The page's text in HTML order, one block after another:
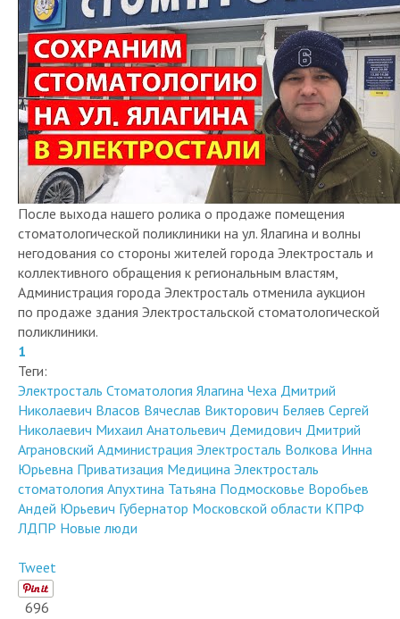
После выхода нашего ролика о продаже помещения
стоматологической поликлиники на ул. Ялагина и волны
негодования со стороны жителей города Электросталь и
коллективного обращения к региональным властям,
Администрация города Электросталь отменила аукцион
по продаже здания Электростальской стоматологической
поликлиники.
1
Теги:
Электросталь
Николаевич Власов Вячеслав Викторович Беляев Сергей
Николаевич Михаил Анатольевич Демидович Дмитрий
Аграновский Администрация Электросталь Волкова Инна
Юрьевна Приватизация Медицина Электросталь
стоматология Апухтина Татьяна Подмосковье Воробьев
Андей Юрьевич Губернатор Московской области КПРФ
ЛДПР Новые люди
696
0